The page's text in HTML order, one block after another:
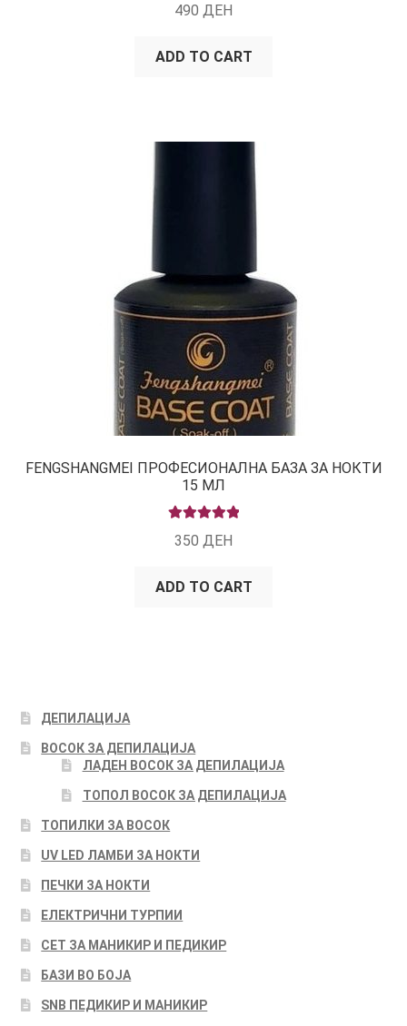
490 ДЕН
ADD TO CART
FENGSHANGMEI ПРОФЕСИОНАЛНА БАЗА ЗА НОКТИ
15 МЛ
OUT OF 5
350 ДЕН
ADD TO CART
ДЕПИЛАЦИЈА
ВОСОК ЗА ДЕПИЛАЦИЈА
ЛАДЕН ВОСОК ЗА ДЕПИЛАЦИЈА
ТОПОЛ ВОСОК ЗА ДЕПИЛАЦИЈА
ТОПИЛКИ ЗА ВОСОК
UV LED ЛАМБИ ЗА НОКТИ
ПЕЧКИ ЗА НОКТИ
ЕЛЕКТРИЧНИ ТУРПИИ
СЕТ ЗА МАНИКИР И ПЕДИКИР
БАЗИ ВО БОЈА
SNB ПЕДИКИР И МАНИКИР